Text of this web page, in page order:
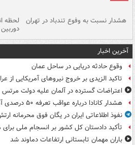
هشدار نسبت به وفوع تندباد در تهران
آخرین اخبار
وقوع حادثه دریایی در ساحل عمان
تاکید الزیدی بر خروج نیروهای آمریکایی از
اعتراضات گسترده در آلمان علیه دولت مرتس
هشدار کانادا درباره عواقب تعرفه ۵۰ درصدی آمریکا
نفوذ اطلاعاتی ایران در یگان فوق محرمانه
تأکید دادستان کل کشور بر انسجام ملی
باران مهمان تابستانی ارتفاعات دماوند شد